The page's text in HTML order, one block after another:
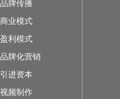
品牌传播
商业模式
盈利模式
品牌化营销
引进资本
视频制作